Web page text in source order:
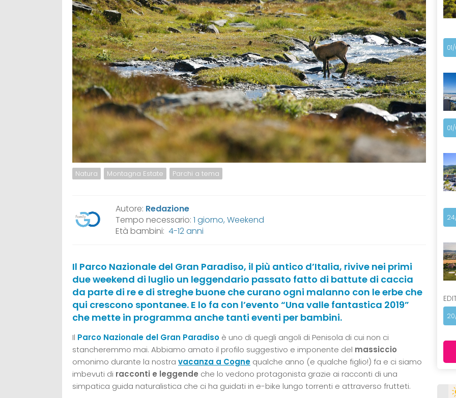
Natura Montagna Estate Parchi a tema
Autore: Redazione
Tempo necessario: 1 giorno, Weekend
Età bambini: 4-12 anni
Il Parco Nazionale del Gran Paradiso, il più antico d’Italia, rivive nei primi
due weekend di luglio un leggendario passato fatto di battute di caccia
da parte di re e di streghe buone che curano ogni malanno con le erbe che
qui crescono spontanee. E lo fa con l’evento “Una valle fantastica 2019”
che mette in programma anche tanti eventi per bambini.
Il Parco Nazionale del Gran Paradiso è uno di quegli angoli di Penisola di cui non ci
stancheremmo mai. Abbiamo amato il profilo suggestivo e imponente del massiccio
omonimo durante la nostra vacanza a Cogne qualche anno (e qualche figlio!) fa e ci siamo
imbevuti di racconti e leggende che lo vedono protagonista grazie ai racconti di una
simpatica guida naturalistica che ci ha guidati in e-bike lungo torrenti e attraverso frutteti.